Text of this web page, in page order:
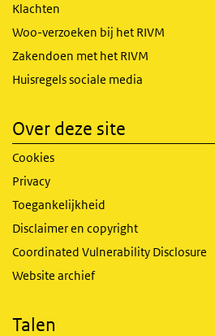
Klachten
Woo-verzoeken bij het RIVM
Zakendoen met het RIVM
Huisregels sociale media
Over deze site
Cookies
Privacy
Toegankelijkheid
Disclaimer en copyright
Coordinated Vulnerability Disclosure
Website archief
Talen